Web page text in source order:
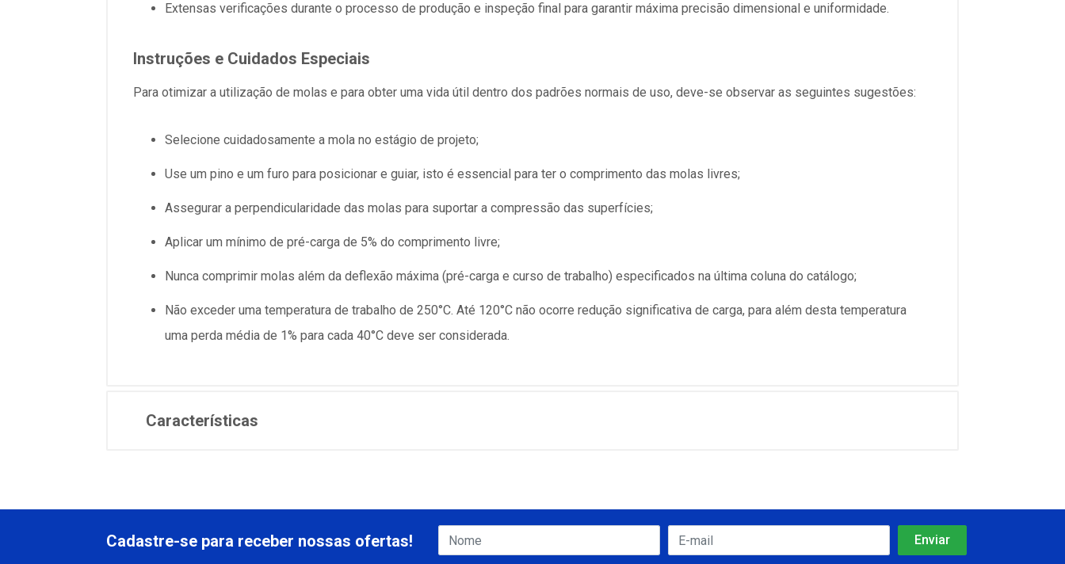
Extensas verificações durante o processo de produção e inspeção final para garantir máxima precisão dimensional e uniformidade.
Instruções e Cuidados Especiais
Para otimizar a utilização de molas e para obter uma vida útil dentro dos padrões normais de uso, deve-se observar as seguintes sugestões:
Selecione cuidadosamente a mola no estágio de projeto;
Use um pino e um furo para posicionar e guiar, isto é essencial para ter o comprimento das molas livres;
Assegurar a perpendicularidade das molas para suportar a compressão das superfícies;
Aplicar um mínimo de pré-carga de 5% do comprimento livre;
Nunca comprimir molas além da deflexão máxima (pré-carga e curso de trabalho) especificados na última coluna do catálogo;
Não exceder uma temperatura de trabalho de 250°C. Até 120°C não ocorre redução significativa de carga, para além desta temperatura
uma perda média de 1% para cada 40°C deve ser considerada.
Características
Cadastre-se para receber nossas ofertas!